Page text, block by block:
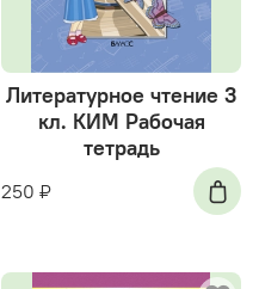
Литературное чтение 3
кл. КИМ Рабочая
тетрадь
250 ₽